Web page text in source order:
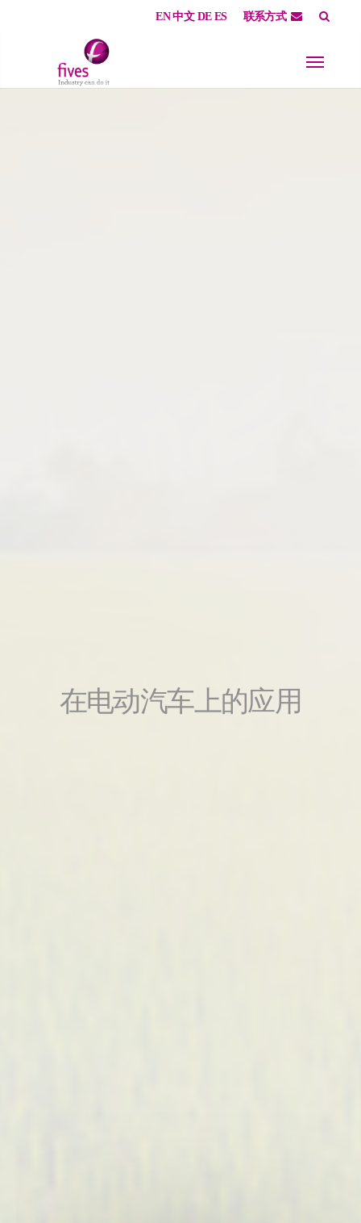
EN 中文 DE ES 联系方式
在电动汽车上的应用